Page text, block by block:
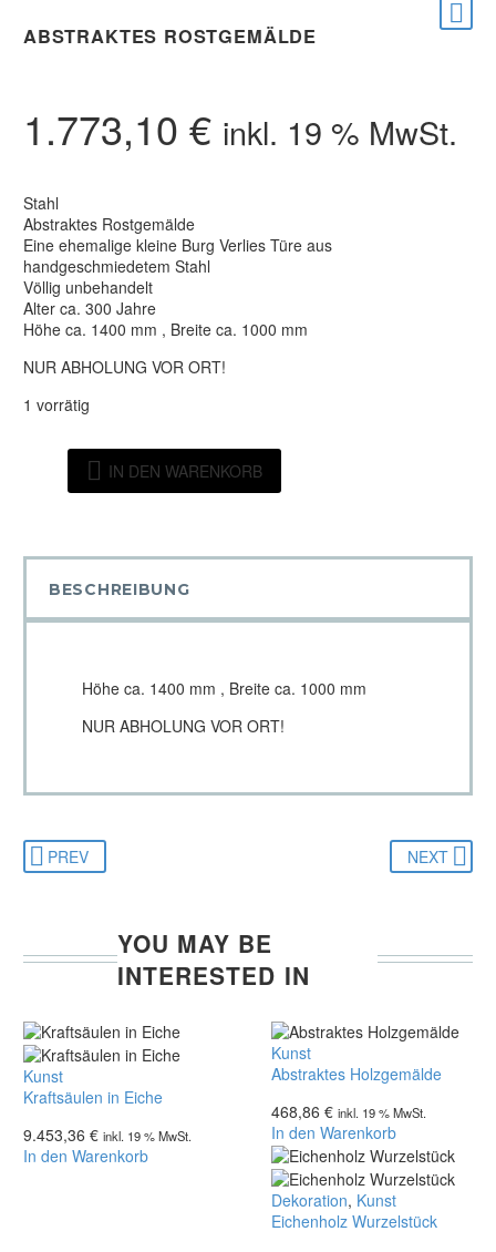
ABSTRAKTES ROSTGEMÄLDE
1.773,10 € inkl. 19 % MwSt.
Stahl
Abstraktes Rostgemälde
Eine ehemalige kleine Burg Verlies Türe aus
handgeschmiedetem Stahl
Völlig unbehandelt
Alter ca. 300 Jahre
Höhe ca. 1400 mm , Breite ca. 1000 mm
NUR ABHOLUNG VOR ORT!
1 vorrätig
Abstraktes
Rostgemälde
Menge
IN DEN WARENKORB
BESCHREIBUNG
Höhe ca. 1400 mm , Breite ca. 1000 mm
NUR ABHOLUNG VOR ORT!
PREV NEXT
YOU MAY BE
INTERESTED IN
Kraftsäulen
in
Kunst
Kraftsäulen in Eiche
9.453,36 € inkl. 19 % MwSt.
In den Warenkorb
Abstraktes
Holzgemälde
Kunst
Abstraktes Holzgemälde
468,86 € inkl. 19 % MwSt.
In den Warenkorb
Eichenholz
Wurzelstück
Dekoration, Kunst
Eichenholz Wurzelstück